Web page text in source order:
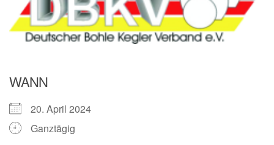
WANN
20. April 2024
Ganztägig